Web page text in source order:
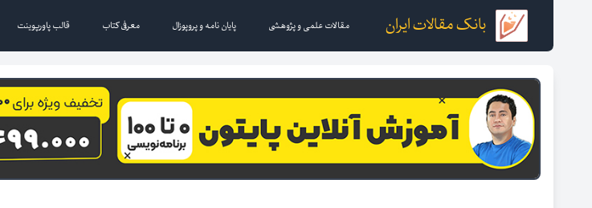
بانک مقالات ایران مقالات علمی و پژوهشی پایان نامه و پروپوزال معرفی کتاب قالب پاورپوینت